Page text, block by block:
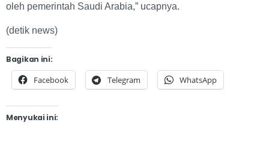
oleh pemerintah Saudi Arabia,” ucapnya.
(detik news)
Bagikan ini:
Facebook Telegram WhatsApp
Menyukai ini: